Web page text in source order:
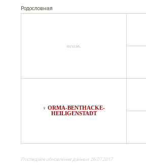
Родословная
неизв.
♀ ORMA-BENTHACKE-
HEILIGENSTADT
Последнее обновление данных 26.07.2017